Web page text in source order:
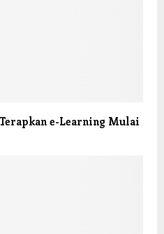
e-Learning Mulai